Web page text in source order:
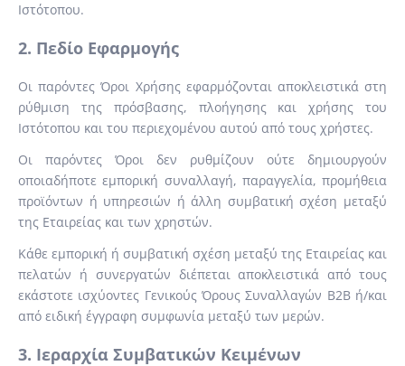
Ιστότοπου.
2. Πεδίο Εφαρμογής
Οι παρόντες Όροι Χρήσης εφαρμόζονται αποκλειστικά στη
ρύθμιση της πρόσβασης, πλοήγησης και χρήσης του
Ιστότοπου και του περιεχομένου αυτού από τους χρήστες.
Οι παρόντες Όροι δεν ρυθμίζουν ούτε δημιουργούν
οποιαδήποτε εμπορική συναλλαγή, παραγγελία, προμήθεια
προϊόντων ή υπηρεσιών ή άλλη συμβατική σχέση μεταξύ
της Εταιρείας και των χρηστών.
Κάθε εμπορική ή συμβατική σχέση μεταξύ της Εταιρείας και
πελατών ή συνεργατών διέπεται αποκλειστικά από τους
εκάστοτε ισχύοντες Γενικούς Όρους Συναλλαγών B2B ή/και
από ειδική έγγραφη συμφωνία μεταξύ των μερών.
3. Ιεραρχία Συμβατικών Κειμένων